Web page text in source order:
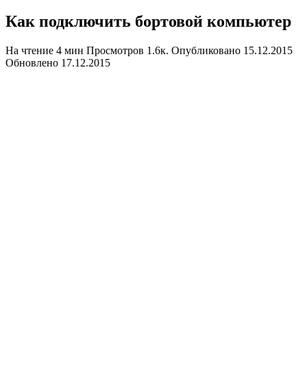
Как подключить бортовой компьютер
На чтение 4 мин Просмотров 1.6к. Опубликовано 15.12.2015
Обновлено 17.12.2015